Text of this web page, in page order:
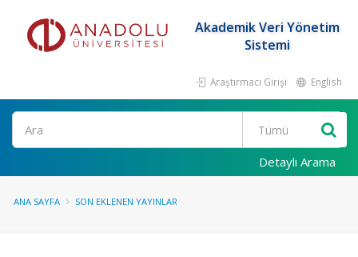
Akademik Veri Yönetim
Sistemi
Araştırmacı Girişi English
Ara
Detaylı Arama
ANA SAYFA SON EKLENEN YAYINLAR